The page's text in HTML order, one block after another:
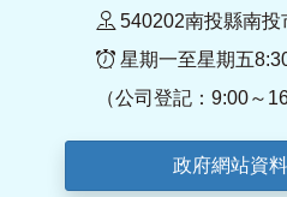
540202南投縣南投
星期一至星期五
（公司登記：9:00～
政府網站資